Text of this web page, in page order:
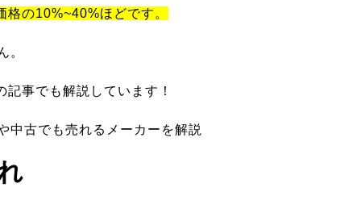
格の10%~40%ほどです。
。
事でも解説しています！
中古でも売れるメーカーを解説